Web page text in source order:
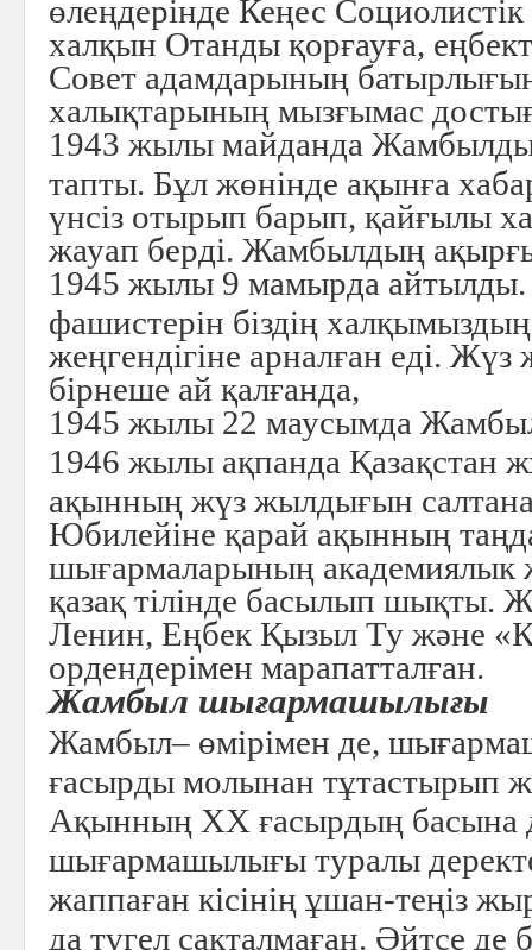
өлеңдерінде Кеңес
халқын Отанды қорғауға,
Совет адамдарының
халықтарының мызғымас
1943 жылы майданда
тапты. Бұл жөнінде ақынға
үнсіз отырып барып, қайғылы
жауап берді. Жамбылдың
1945 жылы 9 мамырда айтылды.
фашистерін біздің
жеңгендігіне арналған еді. Жүз
бірнеше ай қалғанда,
1945 жылы 22 маусымда
1946 жылы ақпанда Қазақстан
ақынның жүз жылдығын
Юбилейіне қарай ақынның
шығармаларының академиялык
қазақ тілінде басылып шықты.
Ленин, Еңбек Қызыл Ту және
ордендерімен марапатталған.
Жамбыл шығармашылығы
Жамбыл– өмірімен де,
ғасырды молынан тұтастырып
Ақынның XX ғасырдың басына
шығармашылығы туралы
жаппаған кісінің ұшан-теңіз
да түгел сақталмаған. Әйтсе